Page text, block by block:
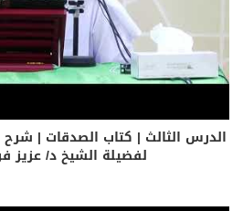
الدرس الثالث | كتاب الصدقات | شرح
لفضيلة الشيخ د/ عزيز